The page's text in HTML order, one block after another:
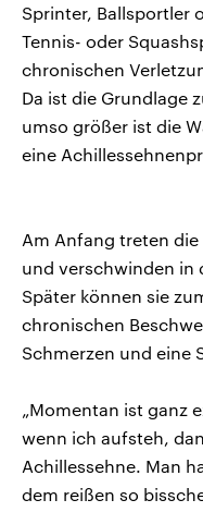
Sprinter, Ballsportler
Tennis- oder
chronischen
Da ist die Grundlage
umso größer ist die
eine
Am Anfang treten
und verschwinden in
Später können sie
chronischen
Schmerzen und eine
„Momentan ist ganz
wenn ich aufsteh,
Achillessehne. Man
dem reißen so